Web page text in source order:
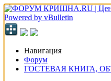
Навигация
Форум
ГОСТЕВАЯ КНИГА,